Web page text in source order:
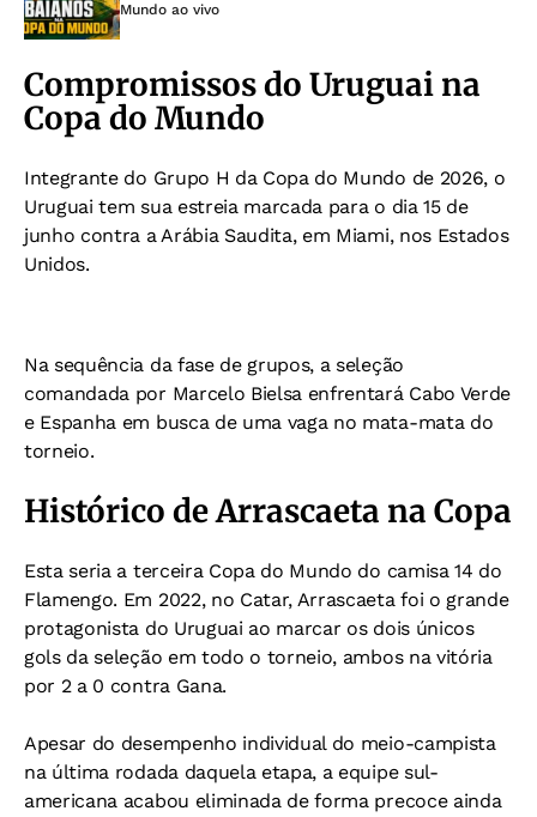
Mundo ao vivo
Compromissos do Uruguai na
Copa do Mundo
Integrante do Grupo H da Copa do Mundo de 2026, o
Uruguai tem sua estreia marcada para o dia 15 de
junho contra a Arábia Saudita, em Miami, nos Estados
Unidos.
Na sequência da fase de grupos, a seleção
comandada por Marcelo Bielsa enfrentará Cabo Verde
e Espanha em busca de uma vaga no mata-mata do
torneio.
Histórico de Arrascaeta na Copa
Esta seria a terceira Copa do Mundo do camisa 14 do
Flamengo. Em 2022, no Catar, Arrascaeta foi o grande
protagonista do Uruguai ao marcar os dois únicos
gols da seleção em todo o torneio, ambos na vitória
por 2 a 0 contra Gana.
Apesar do desempenho individual do meio-campista
na última rodada daquela etapa, a equipe sul-
americana acabou eliminada de forma precoce ainda